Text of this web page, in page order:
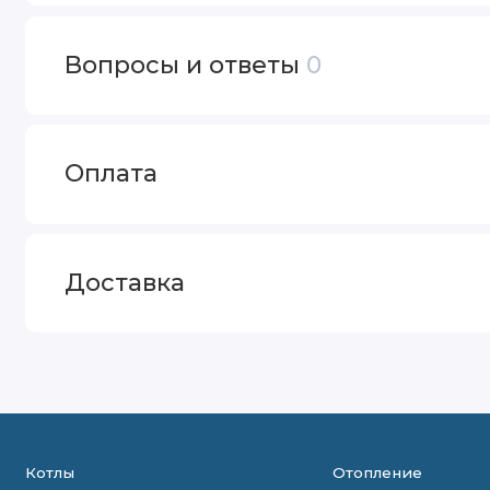
Вопросы и ответы 0
Оплата
Доставка
Котлы Отопление